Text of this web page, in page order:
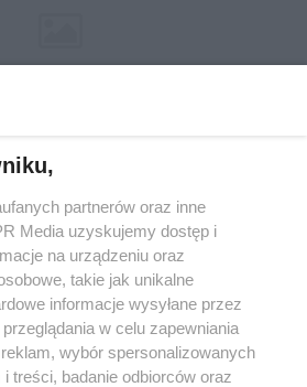
w serwisie nie może być powielany i
rozpowszechniany w jakikolwiek sposób (w
mechaniczny) na jakimkolwiek polu
formie, włącznie z umieszczaniem w
właściciela praw. Jakiekolwiek użycie lub
lub w części z naruszeniem prawa,
zabronione pod groźbą kary i może być
partnerów oraz inne
Media uzyskujemy dostęp i
na urządzeniu oraz
takie jak unikalne
informacje wysyłane przez
w celu zapewniania
wybór spersonalizowanych
treści, badanie odbiorców oraz